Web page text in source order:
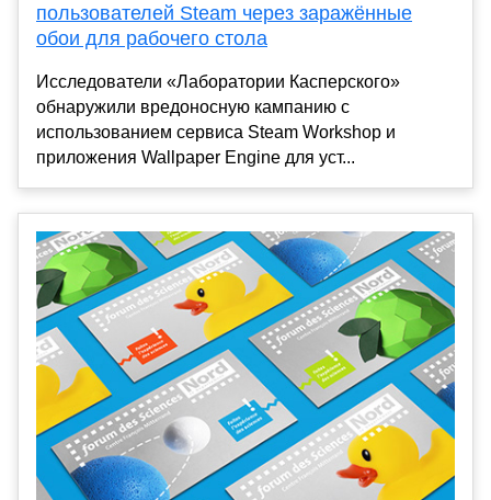
пользователей Steam через заражённые
обои для рабочего стола
Исследователи «Лаборатории Касперского»
обнаружили вредоносную кампанию с
использованием сервиса Steam Workshop и
приложения Wallpaper Engine для уст...